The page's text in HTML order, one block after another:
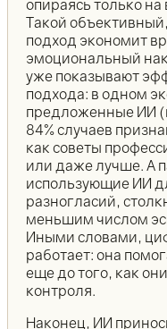
опираясь только
Такой
подход экономит
эмоциональный
уже показывают
подхода: в одном
предложенные ИИ
84% случаев
как советы
или даже лучше. А
использующие ИИ
разногласий,
меньшим числом
Иными словами,
работает: она
еще до того, как
контроля.
Наконец, ИИ